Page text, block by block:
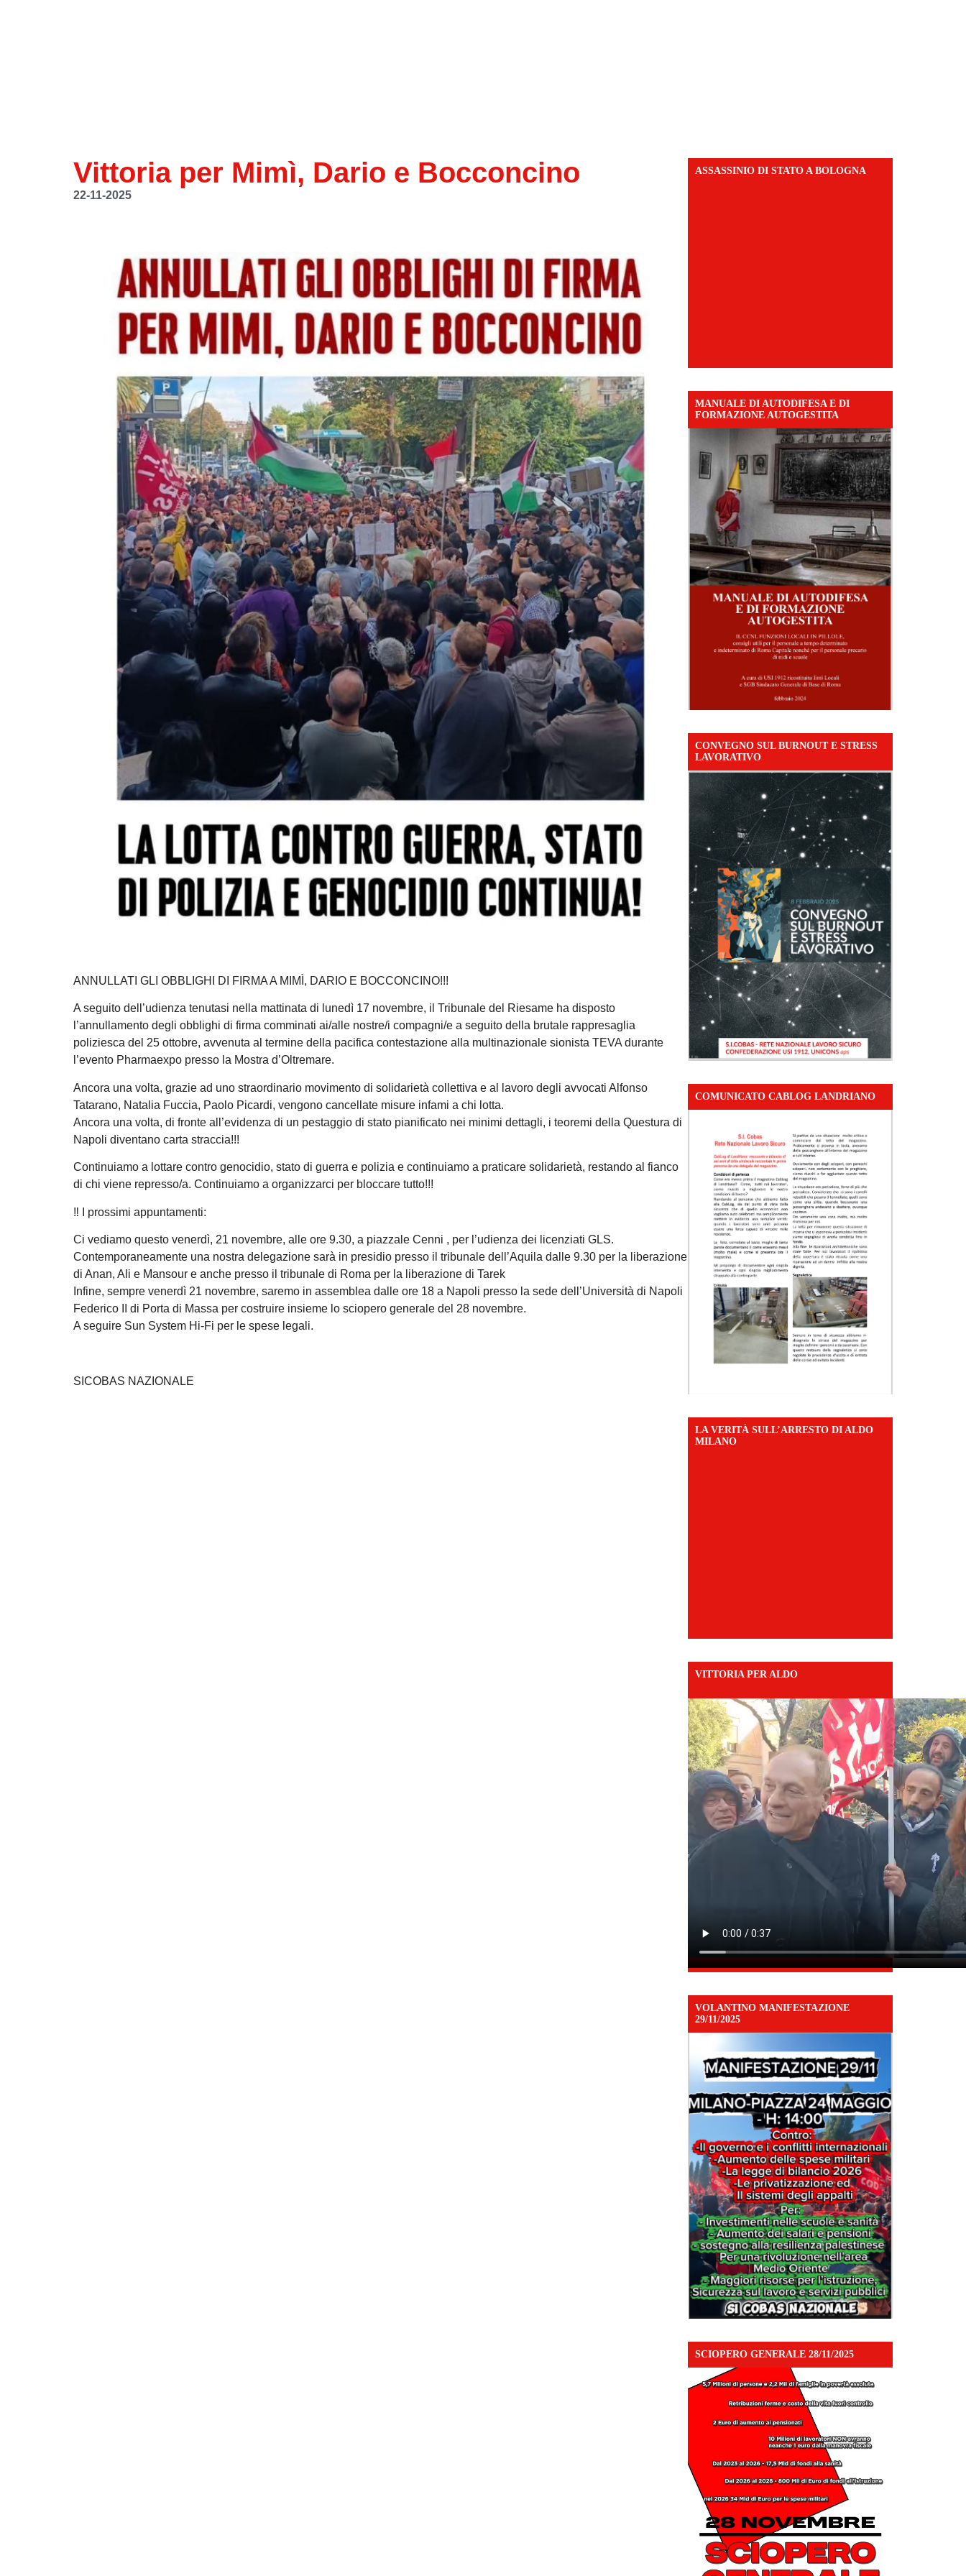
Vittoria per Mimì, Dario e Bocconcino
22-11-2025
ANNULLATI GLI OBBLIGHI DI FIRMA A MIMÌ, DARIO E BOCCONCINO!!!
A seguito dell’udienza tenutasi nella mattinata di lunedì 17 novembre, il Tribunale del Riesame ha disposto
l’annullamento degli obblighi di firma comminati ai/alle nostre/i compagni/e a seguito della brutale rappresaglia
poliziesca del 25 ottobre, avvenuta al termine della pacifica contestazione alla multinazionale sionista TEVA durante
l’evento Pharmaexpo presso la Mostra d’Oltremare.
Ancora una volta, grazie ad uno straordinario movimento di solidarietà collettiva e al lavoro degli avvocati Alfonso
Tatarano, Natalia Fuccia, Paolo Picardi, vengono cancellate misure infami a chi lotta.
Ancora una volta, di fronte all’evidenza di un pestaggio di stato pianificato nei minimi dettagli, i teoremi della Questura di
Napoli diventano carta straccia!!!
Continuiamo a lottare contro genocidio, stato di guerra e polizia e continuiamo a praticare solidarietà, restando al fianco
di chi viene represso/a. Continuiamo a organizzarci per bloccare tutto!!!
‼️ I prossimi appuntamenti:
Ci vediamo questo venerdì, 21 novembre, alle ore 9.30, a piazzale Cenni , per l’udienza dei licenziati GLS.
Contemporaneamente una nostra delegazione sarà in presidio presso il tribunale dell’Aquila dalle 9.30 per la liberazione
di Anan, Ali e Mansour e anche presso il tribunale di Roma per la liberazione di Tarek
Infine, sempre venerdì 21 novembre, saremo in assemblea dalle ore 18 a Napoli presso la sede dell’Università di Napoli
Federico II di Porta di Massa per costruire insieme lo sciopero generale del 28 novembre.
A seguire Sun System Hi-Fi per le spese legali.
SICOBAS NAZIONALE
ASSASSINIO DI STATO A BOLOGNA
MANUALE DI AUTODIFESA E DI
FORMAZIONE AUTOGESTITA
CONVEGNO SUL BURNOUT E STRESS
LAVORATIVO
COMUNICATO CABLOG LANDRIANO
LA VERITÀ SULL’ARRESTO DI ALDO
MILANO
VITTORIA PER ALDO
VOLANTINO MANIFESTAZIONE
29/11/2025
SCIOPERO GENERALE 28/11/2025